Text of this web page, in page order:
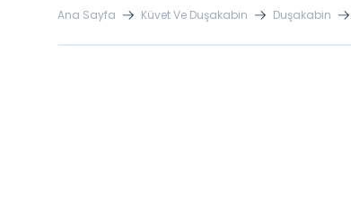
Ana Sayfa Küvet Ve Duşakabin Duşakabin